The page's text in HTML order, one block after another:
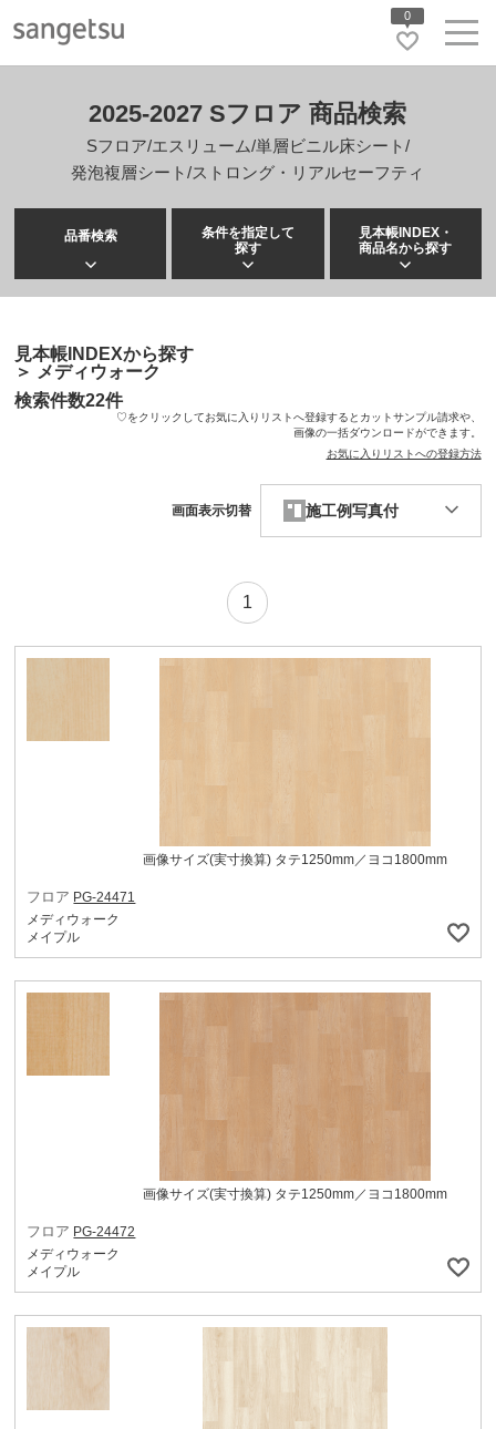
0
2025-2027 Sフロア 商品検索
Sフロア/エスリューム/単層ビニル床シート/
発泡複層シート/ストロング・リアルセーフティ
品番検索
条件を指定して
探す
見本帳INDEX・
商品名から探す
見本帳INDEXから探す
＞ メディウォーク
検索件数22件
♡をクリックしてお気に入りリストへ登録するとカットサンプル請求や、
画像の一括ダウンロードができます。
お気に入りリストへの登録方法
画面表示切替 施工例写真付
1
画像サイズ(実寸換算) タテ1250mm／ヨコ1800mm
フロア PG-24471
メディウォーク
メイプル
画像サイズ(実寸換算) タテ1250mm／ヨコ1800mm
フロア PG-24472
メディウォーク
メイプル